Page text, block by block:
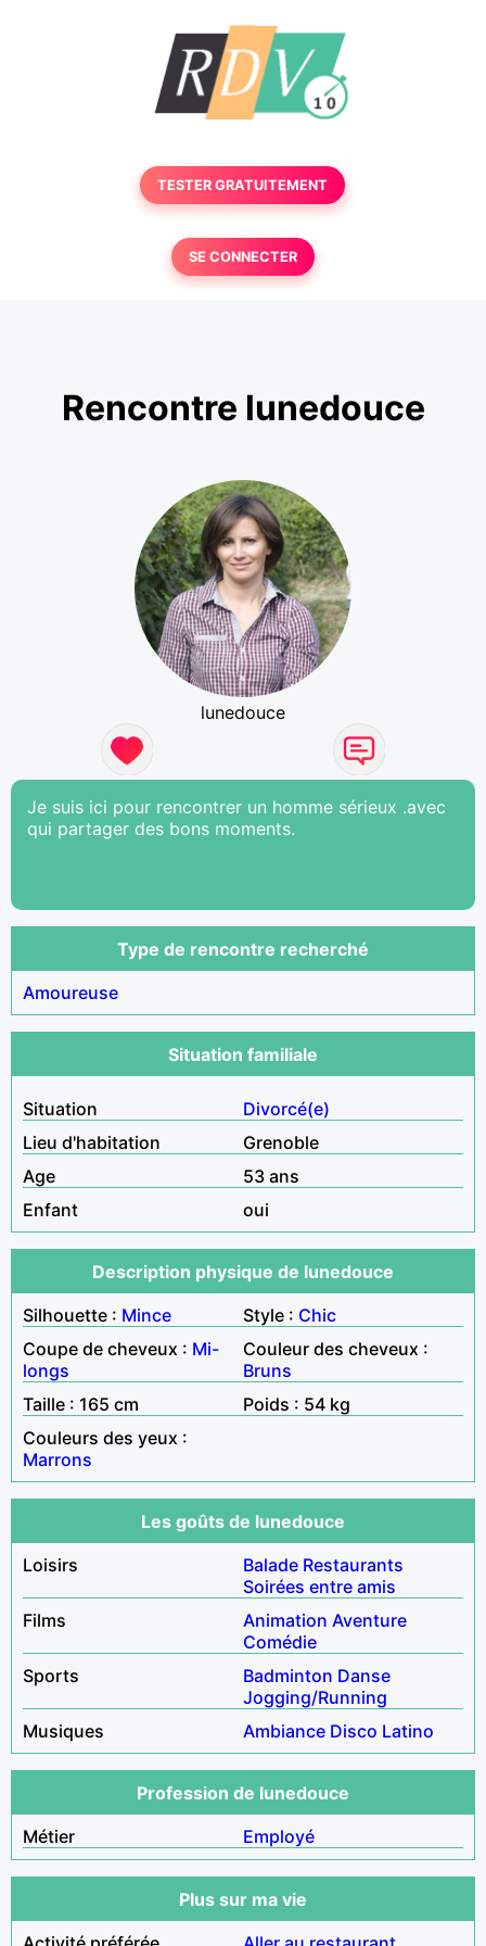
TESTER GRATUITEMENT
SE CONNECTER
Rencontre lunedouce
lunedouce
Je suis ici pour rencontrer un homme sérieux .avec
qui partager des bons moments.
Type de rencontre recherché
Amoureuse
Situation familiale
Situation
Divorcé(e)
Lieu d'habitation
Grenoble
Age
53 ans
Enfant
oui
Description physique de lunedouce
Silhouette : Mince Style : Chic
Coupe de cheveux : Mi-
longs
Couleur des cheveux :
Bruns
Taille : 165 cm
Poids : 54 kg
Couleurs des yeux :
Marrons
Les goûts de lunedouce
Loisirs
Balade Restaurants
Soirées entre amis
Films
Animation Aventure
Comédie
Sports
Badminton Danse
Jogging/Running
Musiques
Ambiance Disco Latino
Profession de lunedouce
Métier
Employé
Plus sur ma vie